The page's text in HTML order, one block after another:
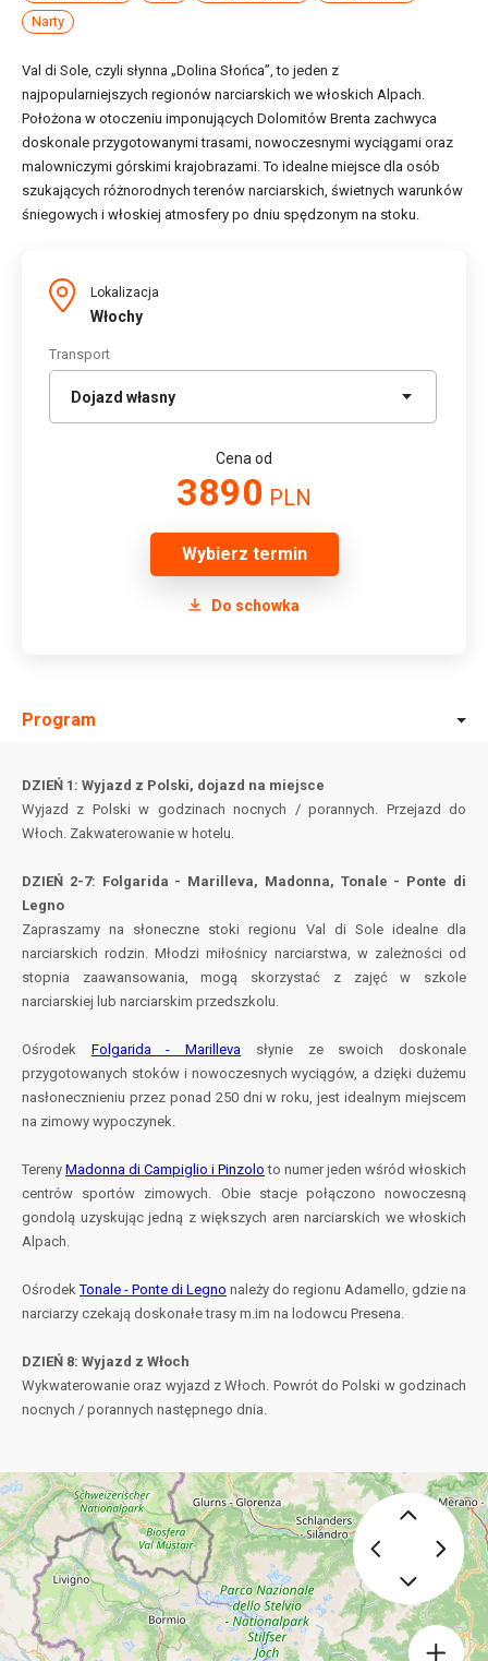
Narty
Val di Sole, czyli słynna „Dolina Słońca”, to jeden z
najpopularniejszych regionów narciarskich we włoskich Alpach.
Położona w otoczeniu imponujących Dolomitów Brenta zachwyca
doskonale przygotowanymi trasami, nowoczesnymi wyciągami oraz
malowniczymi górskimi krajobrazami. To idealne miejsce dla osób
szukających różnorodnych terenów narciarskich, świetnych warunków
śniegowych i włoskiej atmosfery po dniu spędzonym na stoku.
Lokalizacja
Włochy
Transport
Cena od
3890 PLN
Wybierz termin
Do schowka
Program
DZIEŃ 1: Wyjazd z Polski, dojazd na miejsce
Wyjazd z Polski w godzinach nocnych / porannych. Przejazd do
Włoch. Zakwaterowanie w hotelu.
DZIEŃ 2-7: Folgarida - Marilleva, Madonna, Tonale - Ponte di
Legno
Zapraszamy na słoneczne stoki regionu Val di Sole idealne dla
narciarskich rodzin. Młodzi miłośnicy narciarstwa, w zależności od
stopnia zaawansowania, mogą skorzystać z zajęć w szkole
narciarskiej lub narciarskim przedszkolu.
Ośrodek Folgarida - Marilleva słynie ze swoich doskonale
przygotowanych stoków i nowoczesnych wyciągów, a dzięki dużemu
nasłonecznieniu przez ponad 250 dni w roku, jest idealnym miejscem
na zimowy wypoczynek.
Tereny Madonna di Campiglio i Pinzolo to numer jeden wśród włoskich
centrów sportów zimowych. Obie stacje połączono nowoczesną
gondolą uzyskując jedną z większych aren narciarskich we włoskich
Alpach.
OśrodekTonale - Ponte di Legno należy do regionu Adamello, gdzie na
narciarzy czekają doskonałe trasy m.im na lodowcu Presena.
DZIEŃ 8: Wyjazd z Włoch
Wykwaterowanie oraz wyjazd z Włoch. Powrót do Polski w godzinach
nocnych / porannych następnego dnia.